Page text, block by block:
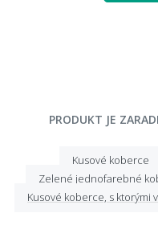
PRODUKT JE
Kusové koberce
Zelené jednofarebné
Kusové koberce, s ktorými